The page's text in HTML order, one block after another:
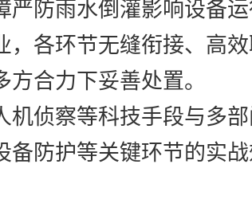
防雨水倒灌影响设备运
各环节无缝衔接、高
合力下妥善处置。
机侦察等科技手段与多部
防护等关键环节的实